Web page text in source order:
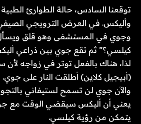
توقعنا السادس، حالة الطوارئ
وأليكس. في العرض الترويجي
وجوي في المستشفى وهو قلق
كيلسي؟” ثم تقع جوي بين ذراعي
لذا، هناك بالفعل توتر في زواجه
(أبيجيل كلاين) أطلقت النار على
والآن جوي لن تسمح لستيفاني
يعني أن أليكس سيقضي الوقت مع
يتمكن من رؤية كيلسي.